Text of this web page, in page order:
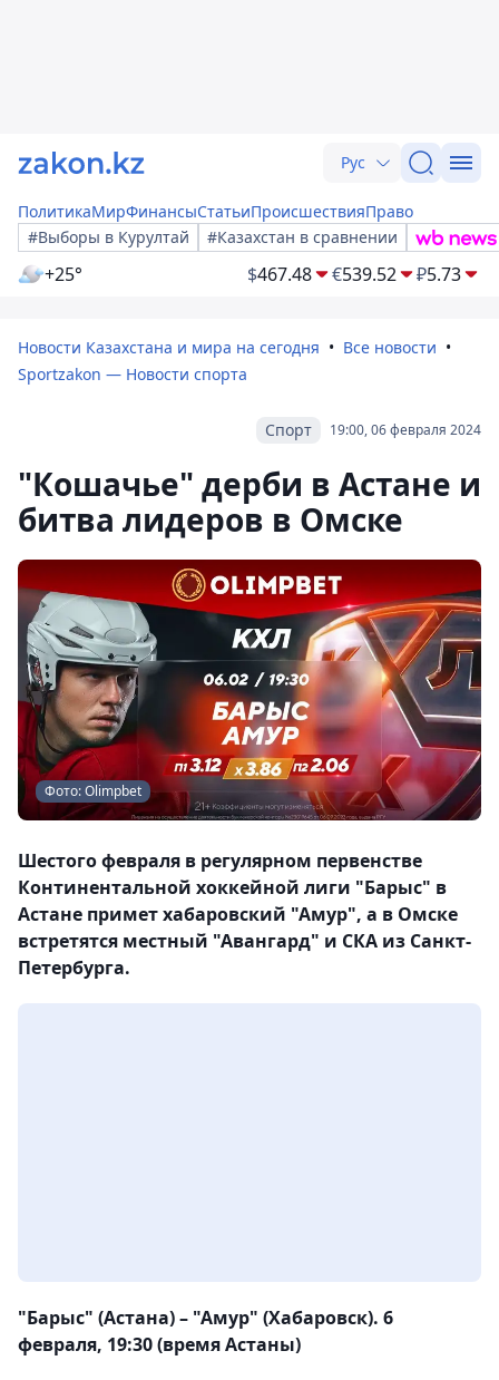
Рус
ПолитикаМирФинансыСтатьиПроисшествияПраво
#Выборы в Курултай
#Казахстан в сравнении
+25° $467.48 €539.52 ₽5.73
Новости Казахстана и мира на сегодня
Все новости
Sportzakon — Новости спорта
19:00, 06 февраля 2024
Спорт
"Кошачье" дерби в Астане и
битва лидеров в Омске
Фото: Olimpbet
Шестого февраля в регулярном первенстве
Континентальной хоккейной лиги "Барыс" в
Астане примет хабаровский "Амур", а в Омске
встретятся местный "Авангард" и СКА из Санкт-
Петербурга.
"Барыс" (Астана) – "Амур" (Хабаровск). 6
февраля, 19:30 (время Астаны)